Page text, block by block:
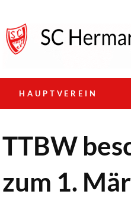
HAUPTVEREIN
TTBW
zum 1.